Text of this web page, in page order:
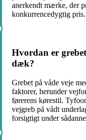
anerkendt mærke, der
konkurrencedygtig pris.
Hvordan er
dæk?
Grebet på våde veje
faktorer, herunder
førerens kørestil.
vejgreb på vådt
forsigtigt under